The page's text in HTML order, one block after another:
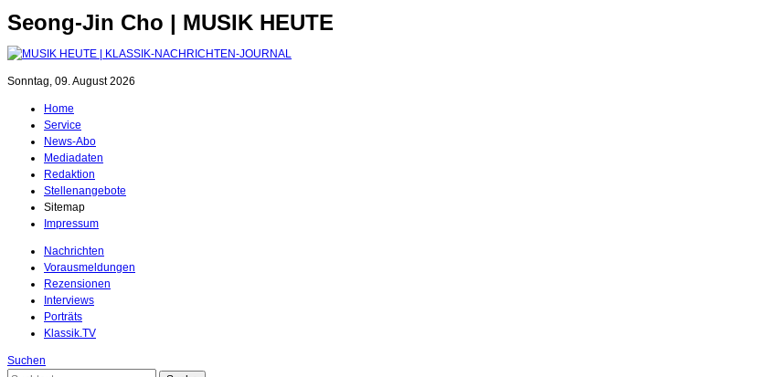
Seong-Jin Cho | MUSIK HEUTE
Sonntag, 09. August 2026
Home
Service
News-Abo
Mediadaten
Redaktion
Stellenangebote
Sitemap
Impressum
Nachrichten
Vorausmeldungen
Rezensionen
Interviews
Porträts
Klassik.TV
Suchen